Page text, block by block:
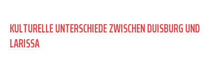
KULTURELLE UNTERSCHIEDE ZWISCHEN DUISBURG UND
LARISSA